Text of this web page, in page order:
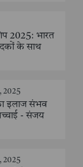
2025: भारत
के साथ
2025
इलाज संभव
- संजय
2025